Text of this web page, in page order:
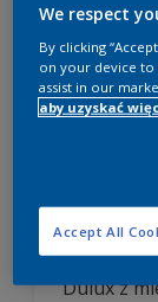
Farby
wnętrz
1Produkty
Dulux z
We respect
By clicking
on your device to
assist in our
aby uzyskać
Accept All